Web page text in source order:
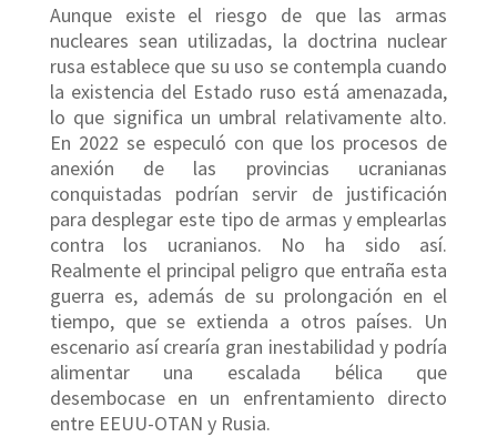
Aunque existe el riesgo de que las armas
nucleares sean utilizadas, la doctrina nuclear
rusa establece que su uso se contempla cuando
la existencia del Estado ruso está amenazada,
lo que significa un umbral relativamente alto.
En 2022 se especuló con que los procesos de
anexión de las provincias ucranianas
conquistadas podrían servir de justificación
para desplegar este tipo de armas y emplearlas
contra los ucranianos. No ha sido así.
Realmente el principal peligro que entraña esta
guerra es, además de su prolongación en el
tiempo, que se extienda a otros países. Un
escenario así crearía gran inestabilidad y podría
alimentar una escalada bélica que
desembocase en un enfrentamiento directo
entre EEUU-OTAN y Rusia.